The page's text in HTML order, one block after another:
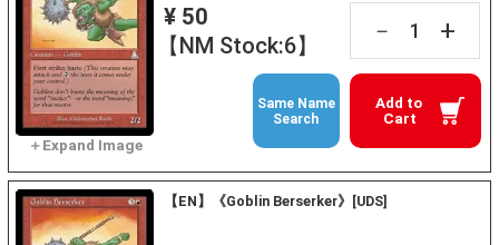
¥ 50
【NM Stock:6】
－ +
Add to
Cart
Same Name
Search
【EN】《Goblin Berserker》[UDS]